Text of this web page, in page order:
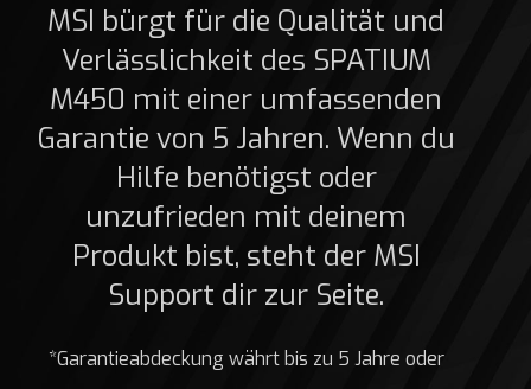
MSI bürgt für die Qualität und
Verlässlichkeit des SPATIUM
M450 mit einer umfassenden
Garantie von 5 Jahren. Wenn du
Hilfe benötigst oder
unzufrieden mit deinem
Produkt bist, steht der MSI
Support dir zur Seite.
*Garantieabdeckung währt bis zu 5 Jahre oder